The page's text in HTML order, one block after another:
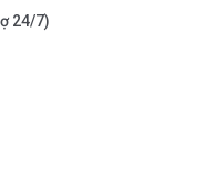
24/7)